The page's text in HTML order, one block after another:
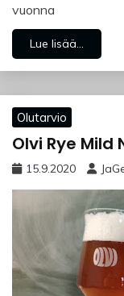
vuonna
Lue lisää...
Olutarvio
Olvi Rye Mild
15.9.2020